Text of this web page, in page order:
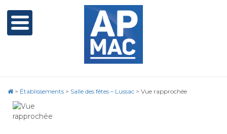
> Établissements > Salle des fêtes – Lussac > Vue rapprochée